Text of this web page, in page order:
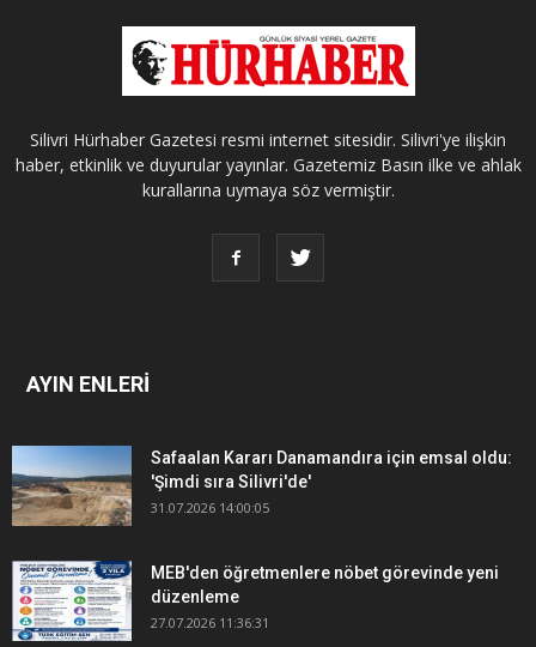
Silivri Hürhaber Gazetesi resmi internet sitesidir. Silivri'ye ilişkin
haber, etkinlik ve duyurular yayınlar. Gazetemiz Basın ilke ve ahlak
kurallarına uymaya söz vermiştir.
AYIN ENLERİ
Safaalan Kararı Danamandıra için emsal oldu:
'Şimdi sıra Silivri'de'
31.07.2026 14:00:05
MEB'den öğretmenlere nöbet görevinde yeni
düzenleme
27.07.2026 11:36:31